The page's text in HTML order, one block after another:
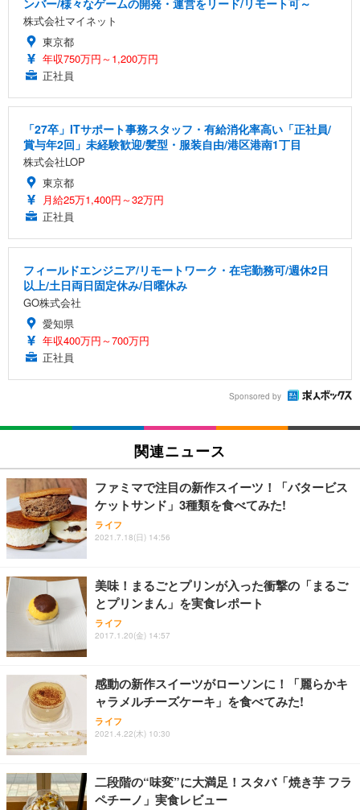
ンバー/様々なゲームの開発・運営をリード/リモート可～
株式会社マイネット
東京都
年収750万円～1,200万円
正社員
「27卒」ITサポート事務スタッフ・有給消化率高い「正社員/
賞与年2回」未経験歓迎/髪型・服装自由/港区港南1丁目
株式会社LOP
東京都
月給25万1,400円～32万円
正社員
フィールドエンジニア/リモートワーク・在宅勤務可/週休2日
以上/土日両日固定休み/日曜休み
GO株式会社
愛知県
年収400万円～700万円
正社員
Sponsored by
関連ニュース
ファミマで注目の新作スイーツ！「バタービス
ケットサンド」3種類を食べてみた!
ライフ
2021.7.18(日) 14:56
美味！まるごとプリンが入った衝撃の「まるご
とプリンまん」を実食レポート
ライフ
2017.1.20(金) 14:57
感動の新作スイーツがローソンに！「麗らかキ
ャラメルチーズケーキ」を食べてみた!
ライフ
2021.4.22(木) 10:30
二段階の“味変”に大満足！スタバ「焼き芋 フラ
ペチーノ」実食レビュー